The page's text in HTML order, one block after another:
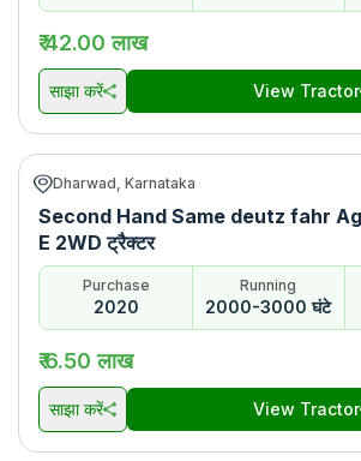
₹ 42.00 लाख
साझा करें View Tractor
Dharwad, Karnataka
Second Hand Same deutz fahr
E 2WD ट्रैक्टर
Purchase
2020
Running
2000-3000 घंटे
₹ 6.50 लाख
साझा करें View Tractor